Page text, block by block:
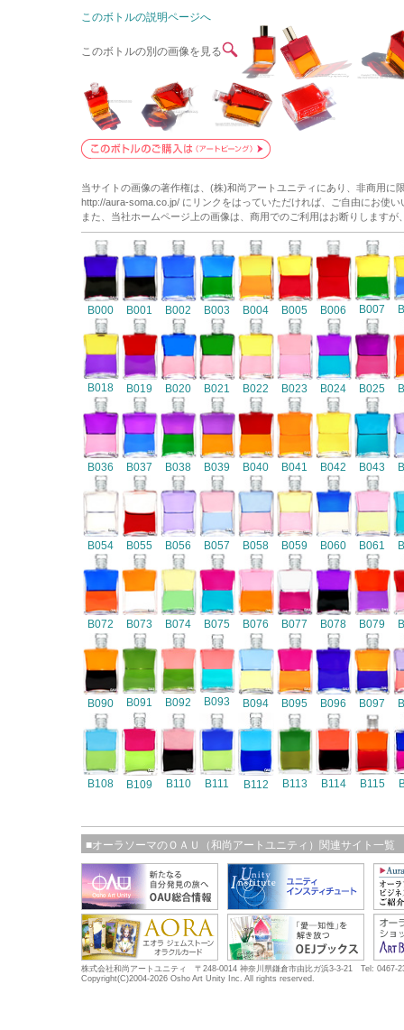
このボトルの説明ページへ
このボトルの別の画像を見る
当サイトの画像の著作権は、(株)和尚アートユニティにあり、非商用
http://aura-soma.co.jp/ にリンクをはっていただければ、ご自由にお使い
また、当社ホームページ上の画像は、商用でのご利用はお断りします
B000 B001 B002 B003 B004 B005 B006 B007
B018 B019 B020 B021 B022 B023 B024 B025
B036 B037 B038 B039 B040 B041 B042 B043
B054 B055 B056 B057 B058 B059 B060 B061
B072 B073 B074 B075 B076 B077 B078 B079
B090 B091 B092 B093 B094 B095 B096 B097
B108 B109 B110 B111 B112 B113 B114 B115
■オーラソーマのＯＡＵ（和尚アートユニティ）関連サイト一覧
株式会社和尚アートユニティ 〒248-0014 神奈川県鎌倉市由比ガ浜3-3-21 Tel: 0467-
Copyright(C)2004-2026 Osho Art Unity Inc. All rights reserved.